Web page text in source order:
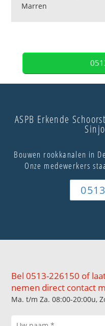
Marren
ASPB Erkende
Bouwen rookkanalen in
Onze medewerkers
Bel 0513-226150 of
nemen direct contact
Ma. t/m Za. 08:00-20:00u,